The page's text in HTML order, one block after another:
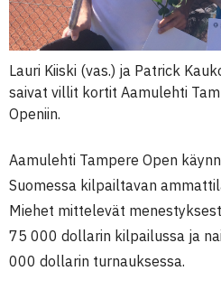
Lauri Kiiski (vas.) ja Patrick
saivat villit kortit Aamulehti
Openiin.
Aamulehti Tampere Open
Suomessa kilpailtavan
Miehet mittelevät
75 000 dollarin kilpailussa ja
000 dollarin turnauksessa.